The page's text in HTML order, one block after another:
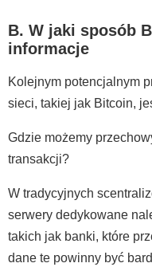
B. W jaki sposób
informacje
Kolejnym potencjalnym
sieci, takiej jak Bitcoin,
Gdzie możemy
transakcji?
W tradycyjnych
serwery dedykowane
takich jak banki, które
dane te powinny być